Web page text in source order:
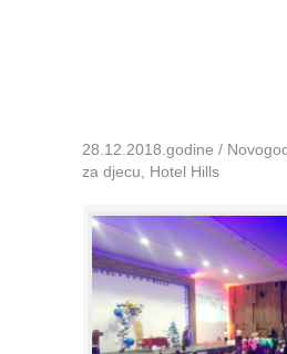
28.12.2018.godine /
za djecu, Hotel Hills